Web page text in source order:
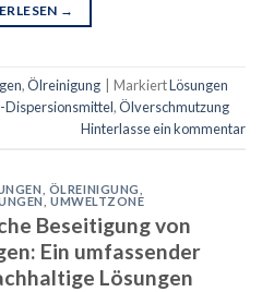
→
,Ölreinigung MarkiertLösungen
Dispersionsmittel,Ölverschmutzung
Hinterlasse ein kommentar
ÖLREINIGUNG
,UMWELTZONE
Beseitigung von
Ein umfassender
Lösungen